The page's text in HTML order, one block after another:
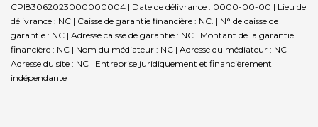
CPI83062023000000004 | Date de délivrance : 0000-00-00 | Lieu de
délivrance : NC | Caisse de garantie financière : NC. | N° de caisse de
garantie : NC | Adresse caisse de garantie : NC | Montant de la garantie
financière : NC | Nom du médiateur : NC | Adresse du médiateur : NC |
Adresse du site : NC | Entreprise juridiquement et financièrement
indépendante